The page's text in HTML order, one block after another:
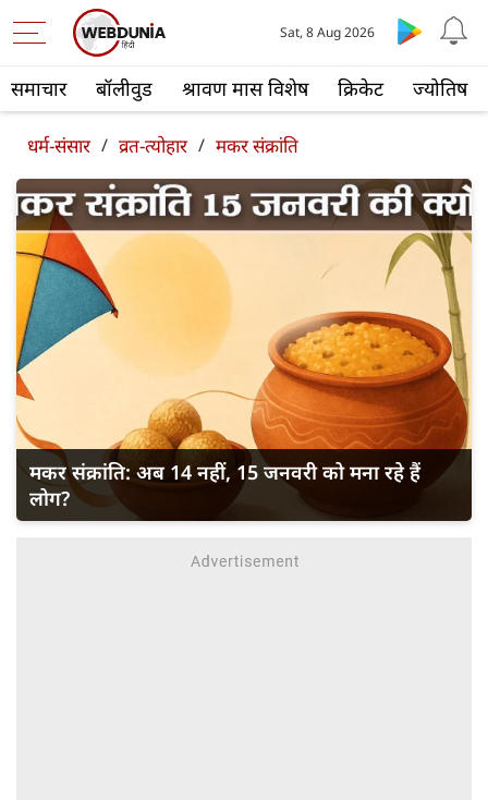
समाचार बॉलीवुड श्रावण मास विशेष क्रिकेट ज्योतिष
Sat, 8 Aug 2026
धर्म-संसार / व्रत-त्योहार / मकर संक्रां‍ति
मकर संक्रांति: अब 14 नहीं, 15 जनवरी को मना रहे हैं
लोग?